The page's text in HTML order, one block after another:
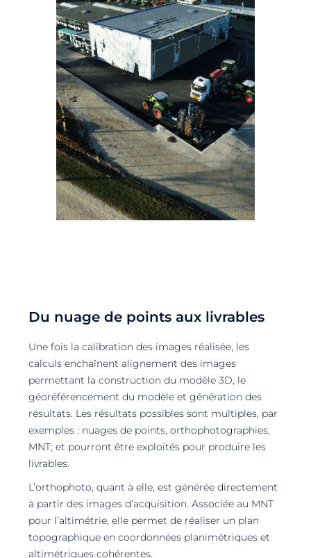
Du nuage de points aux livrables
Une fois la calibration des images réalisée, les
calculs enchaînent alignement des images
permettant la construction du modèle 3D, le
géoréférencement du modèle et génération des
résultats. Les résultats possibles sont multiples, par
exemples : nuages de points, orthophotographies,
MNT; et pourront être exploités pour produire les
livrables.
L’orthophoto, quant à elle, est générée directement
à partir des images d’acquisition. Associée au MNT
pour l’altimétrie, elle permet de réaliser un plan
topographique en coordonnées planimétriques et
altimétriques cohérentes.